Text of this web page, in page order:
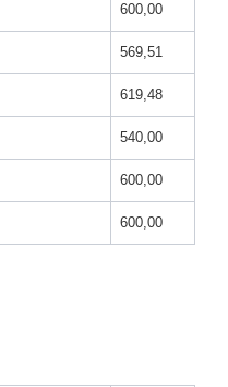
600,00
569,51
619,48
540,00
600,00
600,00